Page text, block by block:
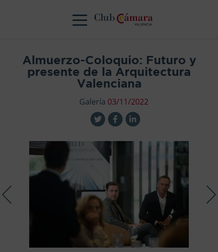
Almuerzo-Coloquio: Futuro y
presente de la Arquitectura
Valenciana
Galería 03/11/2022